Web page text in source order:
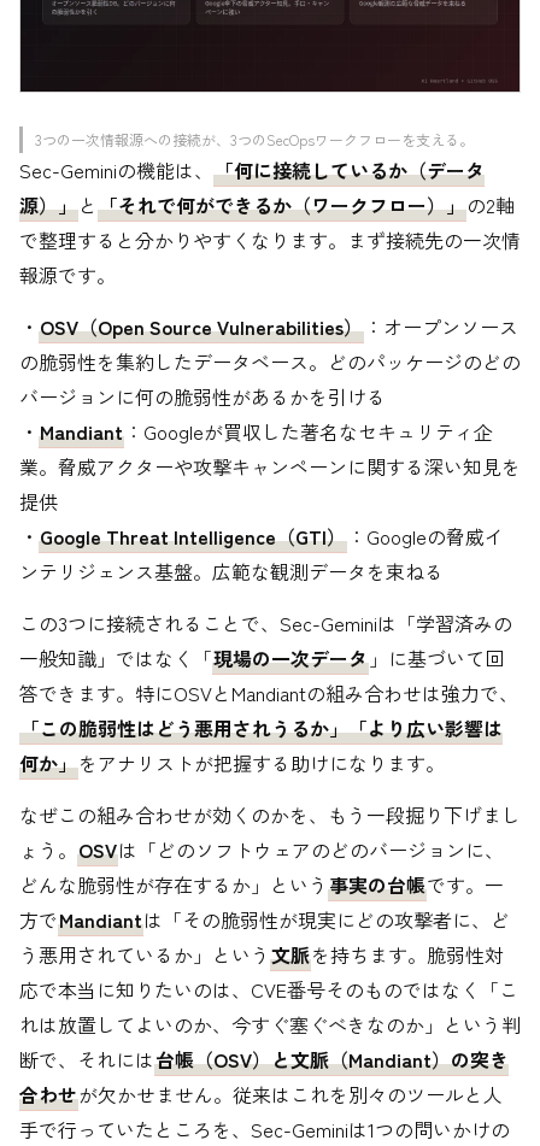
3つの一次情報源への接続が、3つのSecOpsワークフローを支える。
Sec-Geminiの機能は、 「何に接続しているか（データ
源）」と 「それで何ができるか（ワークフロー）」の2軸
で整理すると分かりやすくなります。まず接続先の一次情
報源です。
・ OSV（Open Source Vulnerabilities） ：オープンソース
の脆弱性を集約したデータベース。どのパッケージのどの
バージョンに何の脆弱性があるかを引ける
・ Mandiant ：Googleが買収した著名なセキュリティ企
業。脅威アクターや攻撃キャンペーンに関する深い知見を
提供
・ Google Threat Intelligence（GTI） ：Googleの脅威イ
ンテリジェンス基盤。広範な観測データを束ねる
この3つに接続されることで、Sec-Geminiは「学習済みの
一般知識」ではなく「現場の一次データ 」に基づいて回
答できます。特にOSVとMandiantの組み合わせは強力で、
「この脆弱性はどう悪用されうるか」「より広い影響は
何か」をアナリストが把握する助けになります。
なぜこの組み合わせが効くのかを、もう一段掘り下げまし
ょう。 OSVは「どのソフトウェアのどのバージョンに、
どんな脆弱性が存在するか」という 事実の台帳です。一
方でMandiantは「その脆弱性が現実にどの攻撃者に、ど
う悪用されているか」という 文脈を持ちます。脆弱性対
応で本当に知りたいのは、CVE番号そのものではなく「こ
れは放置してよいのか、今すぐ塞ぐべきなのか」という判
断で、それには台帳（OSV）と文脈（Mandiant）の突き
合わせが欠かせません。従来はこれを別々のツールと人
手で行っていたところを、Sec-Geminiは1つの問いかけの